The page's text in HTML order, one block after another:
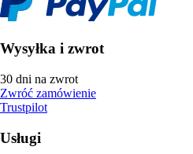
Wysyłka i zwrot
30 dni na zwrot
Zwróć zamówienie
Trustpilot
Usługi